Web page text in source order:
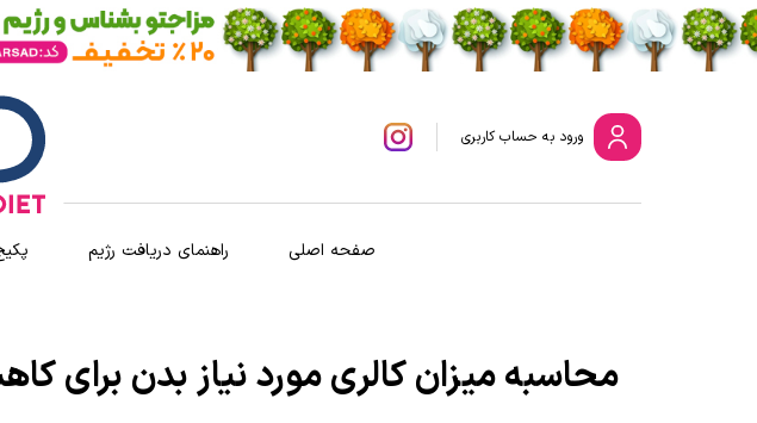
ورود به حساب کاربری
صفحه اصلی راهنمای دریافت رژیم
محاسبه میزان کالری مورد نیاز بدن برای